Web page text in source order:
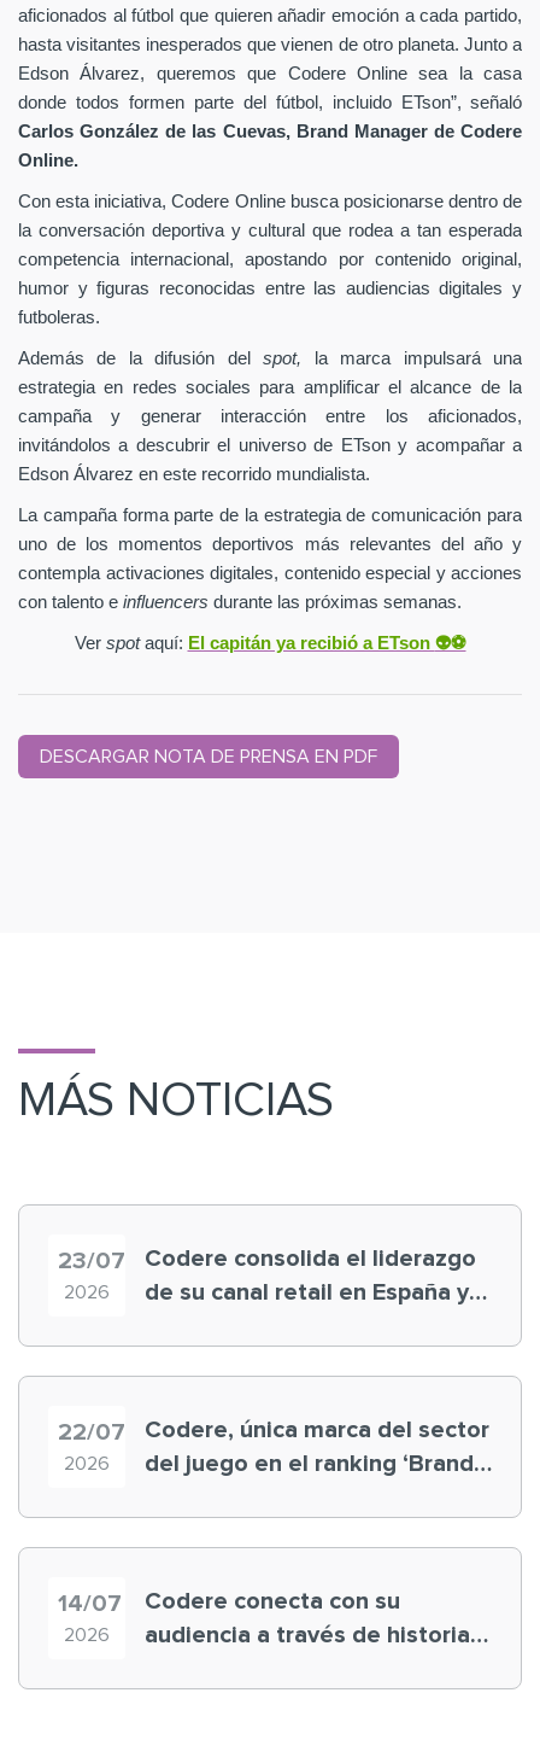
aficionados al fútbol que quieren añadir emoción a cada partido,
hasta visitantes inesperados que vienen de otro planeta. Junto a
Edson Álvarez, queremos que Codere Online sea la casa
donde todos formen parte del fútbol, incluido ETson”, señaló
Carlos González de las Cuevas, Brand Manager de Codere
Online.
Con esta iniciativa, Codere Online busca posicionarse dentro de
la conversación deportiva y cultural que rodea a tan esperada
competencia internacional, apostando por contenido original,
humor y figuras reconocidas entre las audiencias digitales y
futboleras.
Además de la difusión delspot,
la marca impulsará una
estrategia en redes sociales para amplificar el alcance de la
campaña y generar interacción entre los aficionados,
invitándolos a descubrir el universo de ETson y acompañar a
Edson Álvarez en este recorrido mundialista.
La campaña forma parte de la estrategia de comunicación para
uno de los momentos deportivos más relevantes del año y
contempla activaciones digitales, contenido especial y acciones
con talento e influencers durante las próximas semanas.
Ver spotaquí: El capitán ya recibió a ETson 👽⚽️
DESCARGAR NOTA DE PRENSA EN PDF
MÁS NOTICIAS
23/07
2026
Codere consolida el liderazgo
de su canal retail en España y
22/07
2026
Codere, única marca del sector
del juego en el ranking ‘Brand
14/07
2026
Codere conecta con su
audiencia a través de historias